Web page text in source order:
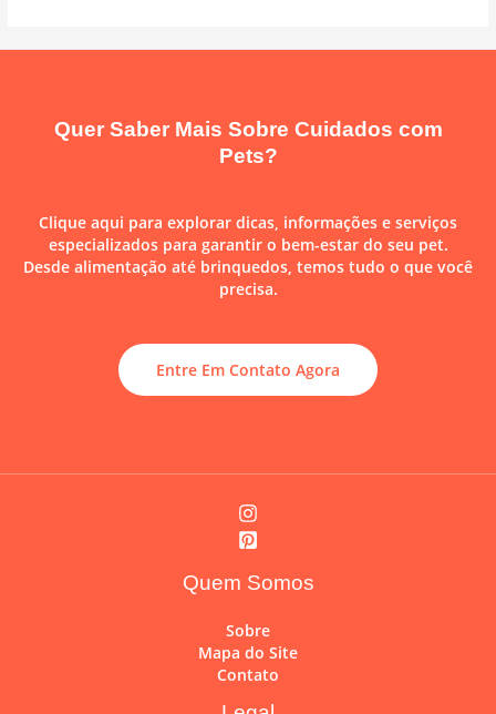
Quer Saber Mais Sobre Cuidados com
Pets?
Clique aqui para explorar dicas, informações e serviços
especializados para garantir o bem-estar do seu pet.
Desde alimentação até brinquedos, temos tudo o que você
precisa.
Entre Em Contato Agora
Quem Somos
Sobre
Mapa do Site
Contato